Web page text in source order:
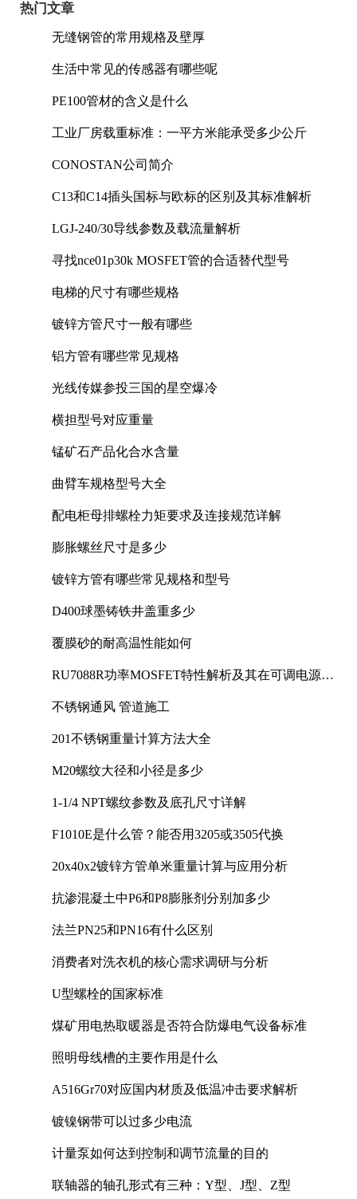
热门文章
无缝钢管的常用规格及壁厚
生活中常见的传感器有哪些呢
PE100管材的含义是什么
工业厂房载重标准：一平方米能承受多少公斤
CONOSTAN公司简介
C13和C14插头国标与欧标的区别及其标准解析
LGJ-240/30导线参数及载流量解析
寻找nce01p30k MOSFET管的合适替代型号
电梯的尺寸有哪些规格
镀锌方管尺寸一般有哪些
铝方管有哪些常见规格
光线传媒参投三国的星空爆冷
横担型号对应重量
锰矿石产品化合水含量
曲臂车规格型号大全
配电柜母排螺栓力矩要求及连接规范详解
膨胀螺丝尺寸是多少
镀锌方管有哪些常见规格和型号
D400球墨铸铁井盖重多少
覆膜砂的耐高温性能如何
RU7088R功率MOSFET特性解析及其在可调电源设
不锈钢通风 管道施工
201不锈钢重量计算方法大全
M20螺纹大径和小径是多少
1-1/4 NPT螺纹参数及底孔尺寸详解
F1010E是什么管？能否用3205或3505代换
20x40x2镀锌方管单米重量计算与应用分析
抗渗混凝土中P6和P8膨胀剂分别加多少
法兰PN25和PN16有什么区别
消费者对洗衣机的核心需求调研与分析
U型螺栓的国家标准
煤矿用电热取暖器是否符合防爆电气设备标准
照明母线槽的主要作用是什么
A516Gr70对应国内材质及低温冲击要求解析
镀镍钢带可以过多少电流
计量泵如何达到控制和调节流量的目的
联轴器的轴孔形式有三种：Y型、J型、Z型